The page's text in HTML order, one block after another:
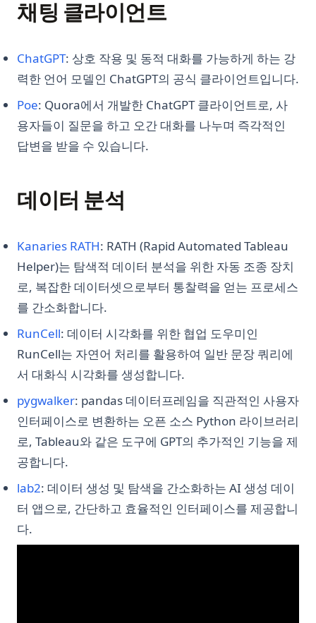
채팅 클라이언트
ChatGPT(opens in a new tab)
: 상호 작용 및 동적 대화를 가능하게 하는 강
력한 언어 모델인 ChatGPT의 공식 클라이언트입니다.
Poe(opens in a new tab)
: Quora에서 개발한 ChatGPT 클라이언트로, 사
용자들이 질문을 하고 오간 대화를 나누며 즉각적인
답변을 받을 수 있습니다.
데이터 분석
Kanaries RATH(opens in a new tab)
: RATH (Rapid Automated Tableau
Helper)는 탐색적 데이터 분석을 위한 자동 조종 장치
로, 복잡한 데이터셋으로부터 통찰력을 얻는 프로세스
를 간소화합니다.
RunCell(opens in a new tab)
: 데이터 시각화를 위한 협업 도우미인
RunCell는 자연어 처리를 활용하여 일반 문장 쿼리에
서 대화식 시각화를 생성합니다.
pygwalker(opens in a new tab)
: pandas 데이터프레임을 직관적인 사용자
인터페이스로 변환하는 오픈 소스 Python 라이브러리
로, Tableau와 같은 도구에 GPT의 추가적인 기능을 제
공합니다.
lab2(opens in a new tab)
: 데이터 생성 및 탐색을 간소화하는 AI 생성 데이
터 앱으로, 간단하고 효율적인 인터페이스를 제공합니
다.